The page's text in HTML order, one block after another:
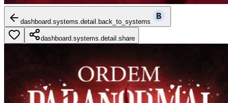
dashboard.systems.detail.back_to_systems
dashboard.systems.detail.share